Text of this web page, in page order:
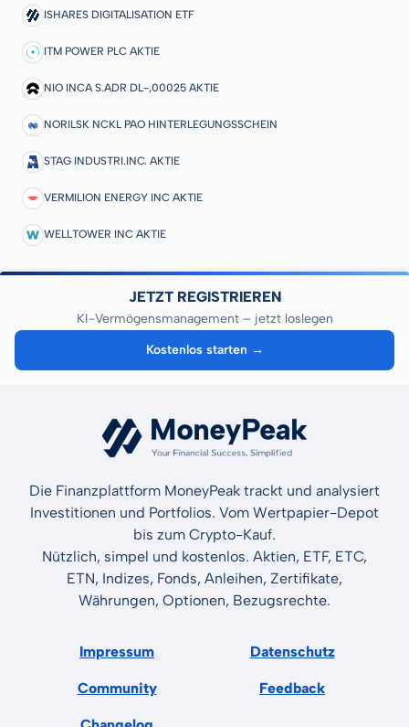
ISHARES DIGITALISATION ETF
ITM POWER PLC AKTIE
NIO INCA S.ADR DL-,00025 AKTIE
NORILSK NCKL PAO HINTERLEGUNGSSCHEIN
STAG INDUSTRI.INC. AKTIE
VERMILION ENERGY INC AKTIE
WELLTOWER INC AKTIE
JETZT REGISTRIEREN
KI-Vermögensmanagement – jetzt loslegen
Kostenlos starten →
Die Finanzplattform MoneyPeak trackt und analysiert
Investitionen und Portfolios. Vom Wertpapier-Depot
bis zum Crypto-Kauf.
Nützlich, simpel und kostenlos. Aktien, ETF, ETC,
ETN, Indizes, Fonds, Anleihen, Zertifikate,
Währungen, Optionen, Bezugsrechte.
Impressum Datenschutz
Community Feedback